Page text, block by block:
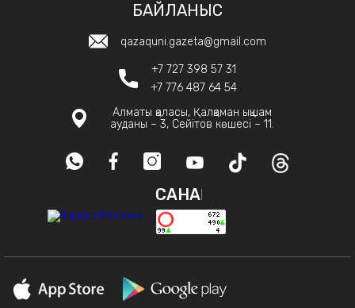
БАЙЛАНЫС
qazaquni.gazeta@gmail.com
+7 727 398 57 31
+7 776 487 64 54
Алматы қаласы, Қалқаман ықшам
ауданы – 3, Сейітов көшесі – 11.
САНАҚ